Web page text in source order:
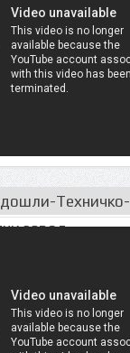
Техничко-
завод